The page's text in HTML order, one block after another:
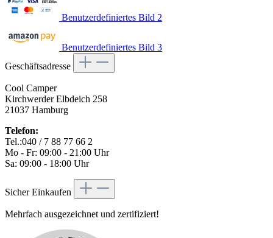
Benutzerdefiniertes Bild 2
Benutzerdefiniertes Bild 3
Geschäftsadresse
Cool Camper
Kirchwerder Elbdeich 258
21037 Hamburg
Telefon:
Tel.:040 / 7 88 77 66 2
Mo - Fr: 09:00 - 21:00 Uhr
Sa: 09:00 - 18:00 Uhr
Sicher Einkaufen
Mehrfach ausgezeichnet und zertifiziert!